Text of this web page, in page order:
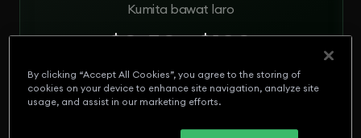
Kumita bawat laro
$0.50 - $120
By clicking “Accept All Cookies”, you agree to the storing of
cookies on your device to enhance site navigation, analyze site
usage, and assist in our marketing efforts.